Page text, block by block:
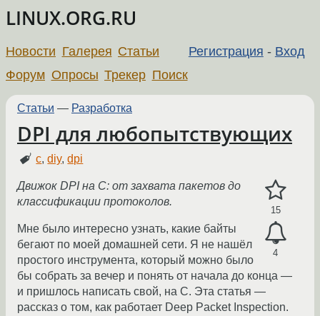
LINUX.ORG.RU
Регистрация - Вход
Новости Галерея Статьи
Форум Опросы Трекер Поиск
Статьи — Разработка
DPI для любопытствующих
c,diy,dpi
15
4
Движок DPI на C: от захвата пакетов до
классификации протоколов.
Мне было интересно узнать, какие байты
бегают по моей домашней сети. Я не нашёл
простого инструмента, который можно было
бы собрать за вечер и понять от начала до конца —
и пришлось написать свой, на C. Эта статья —
рассказ о том, как работает Deep Packet Inspection.